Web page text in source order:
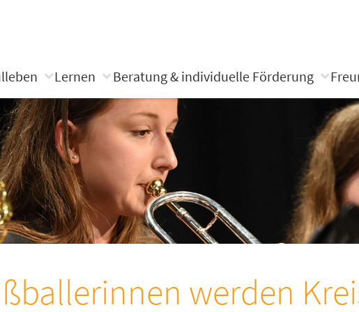
Lernen Beratung & individuelle Förderung
werden